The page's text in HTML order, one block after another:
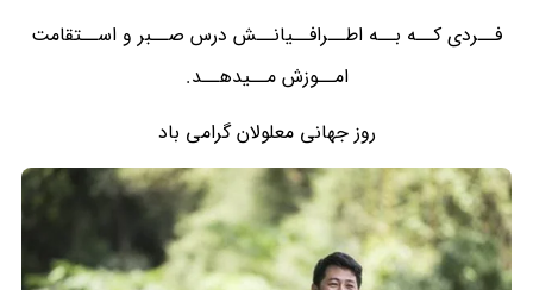
فــردی کــه بــه اطــرافــیانــش درس صــبر و اســتقامت
امــوزش مــیدهــد.
روز جهانی معلولان گرامی باد